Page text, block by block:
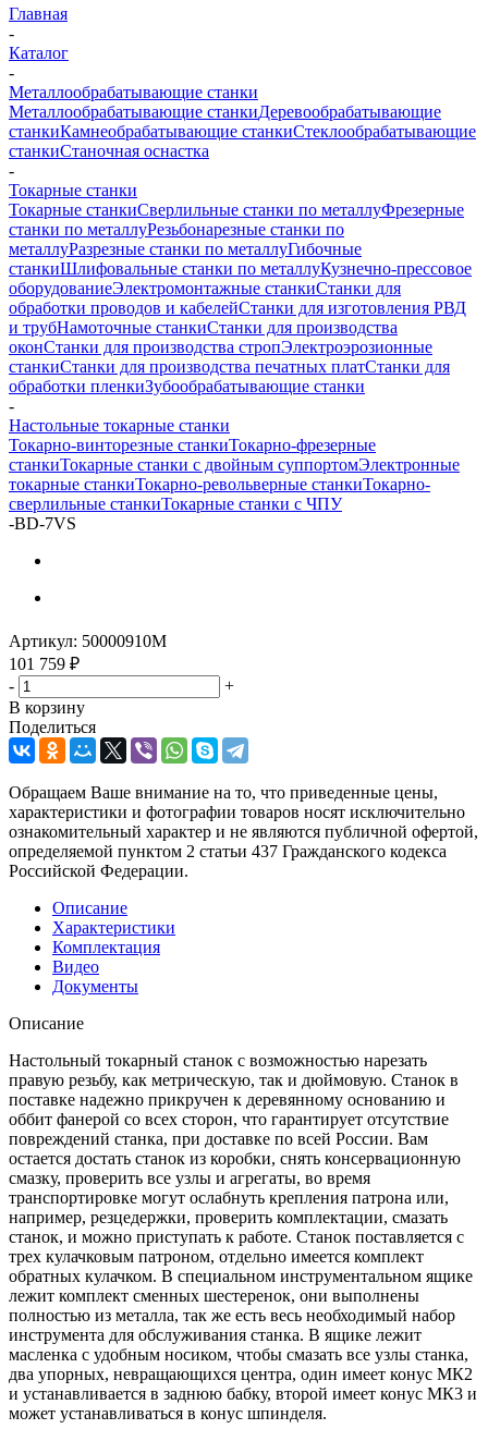
Главная
-
Каталог
-
Металлообрабатывающие станки
Металлообрабатывающие станкиДеревообрабатывающие
станкиКамнеобрабатывающие станкиСтеклообрабатывающие
станкиСтаночная оснастка
-
Токарные станки
Токарные станкиСверлильные станки по металлуФрезерные
станки по металлуРезьбонарезные станки по
металлуРазрезные станки по металлуГибочные
станкиШлифовальные станки по металлуКузнечно-прессовое
оборудованиеЭлектромонтажные станкиСтанки для
обработки проводов и кабелейСтанки для изготовления РВД
и трубНамоточные станкиСтанки для производства
оконСтанки для производства стропЭлектроэрозионные
станкиСтанки для производства печатных платСтанки для
обработки пленкиЗубообрабатывающие станки
-
Настольные токарные станки
Токарно-винторезные станкиТокарно-фрезерные
станкиТокарные станки с двойным суппортомЭлектронные
токарные станкиТокарно-револьверные станкиТокарно-
сверлильные станкиТокарные станки с ЧПУ
-BD-7VS
Артикул: 50000910M
101 759 ₽
-
+
В корзину
Поделиться
Обращаем Ваше внимание на то, что приведенные цены,
характеристики и фотографии товаров носят исключительно
ознакомительный характер и не являются публичной офертой,
определяемой пунктом 2 статьи 437 Гражданского кодекса
Российской Федерации.
Описание
Характеристики
Комплектация
Видео
Документы
Описание
Настольный токарный станок с возможностью нарезать
правую резьбу, как метрическую, так и дюймовую. Станок в
поставке надежно прикручен к деревянному основанию и
оббит фанерой со всех сторон, что гарантирует отсутствие
повреждений станка, при доставке по всей России. Вам
остается достать станок из коробки, снять консервационную
смазку, проверить все узлы и агрегаты, во время
транспортировке могут ослабнуть крепления патрона или,
например, резцедержки, проверить комплектации, смазать
станок, и можно приступать к работе. Станок поставляется с
трех кулачковым патроном, отдельно имеется комплект
обратных кулачком. В специальном инструментальном ящике
лежит комплект сменных шестеренок, они выполнены
полностью из металла, так же есть весь необходимый набор
инструмента для обслуживания станка. В ящике лежит
масленка с удобным носиком, чтобы смазать все узлы станка,
два упорных, невращающихся центра, один имеет конус МК2
и устанавливается в заднюю бабку, второй имеет конус МК3 и
может устанавливаться в конус шпинделя.